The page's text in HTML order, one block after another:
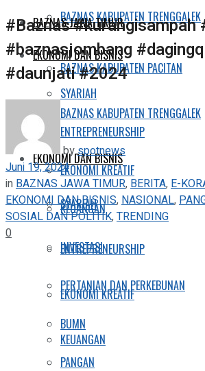
BAZNAS KABUPATEN TRENGGALEK
EKONOMI DAN BISNIS
SYARIAH
ENTREPRENEURSHIP
EKONOMI KREATIF
KEUANGAN
INVESTASI
PERTANIAN DAN PERKEBUNAN
BUMN
PANGAN
BAZNAS JAWA TIMUR
BAZNAS KABUPATEN PACITAN
BAZNAS KABUPATEN TRENGGALEK
EKONOMI DAN BISNIS
SYARIAH
ENTREPRENEURSHIP
EKONOMI KREATIF
KEUANGAN
#Baznas #kurangisampah
#baznasjombang
#daunjati #2024
byspotnews
Juni 19, 2024
in BAZNAS JAWA TIMUR, BERITA, E-
EKONOMI DAN BISNIS, NASIONAL,
SOSIAL DAN POLITIK,TRENDING
0